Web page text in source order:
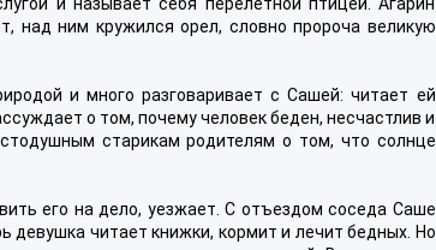
над ним кружился орел, словно пророча великую
и много разговаривает с Сашей: читает ей
о том, почему человек беден, несчастлив и
старикам родителям о том, что солнце
его на дело, уезжает. С отъездом соседа Саше
девушка читает книжки, кормит и лечит бедных. Но